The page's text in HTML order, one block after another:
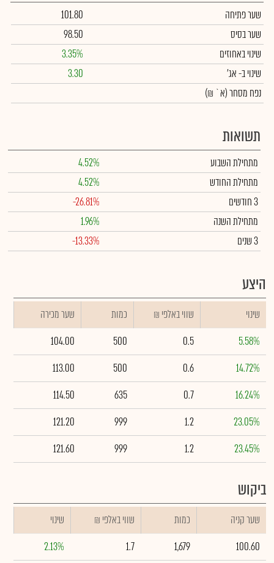
שער פתיחה
101.80
שער בסיס
98.50
שינוי באחוזים
3.35%
שינויב- אג'
3.30
נפח מסחר(א` ₪)
תשואות
מתחילת השבוע
4.52%
מתחילת החודש
4.52%
3 חודשים
-26.81%
מתחילת השנה
1.96%
3 שנים
-13.33%
היצע
שינוי ₪ שווי באלפי כמות
שער מכירה
5.58%
0.5
500
104.00
14.72%
0.6
500
113.00
16.24%
0.7
635
114.50
23.05%
1.2
999
121.20
23.45%
1.2
999
121.60
ביקוש
שער קניה כמות ₪ שווי באלפי
שינוי
100.60
1,679
1.7
2.13%